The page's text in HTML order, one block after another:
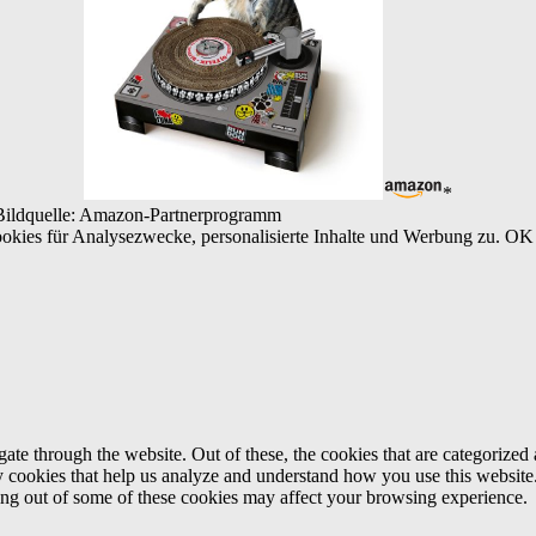
*
Amazon-Partnerprogramm
für Analysezwecke, personalisierte Inhalte und Werbung zu. OK
through the website. Out of these, the cookies that are categorized
that help us analyze and understand how you use this
out of some of these cookies may affect your browsing experience.